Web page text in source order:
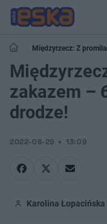
Międzyrzecz: Z
zakazem –
drodze!
2022-06-29 13:09
Karolina